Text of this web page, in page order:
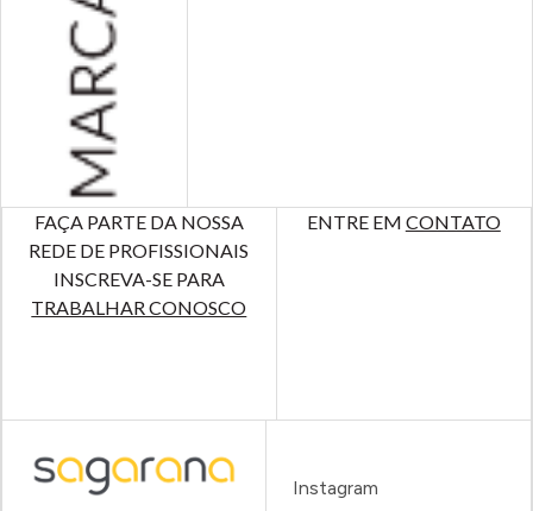
FAÇA PARTE DA NOSSA
REDE DE PROFISSIONAIS
INSCREVA-SE PARA
TRABALHAR CONOSCO
ENTRE EM CONTATO
Instagram